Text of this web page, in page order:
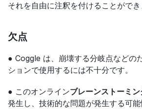
それを自由に注釈を付けることができ
欠点
● Coggle は、崩壊する分岐点などの
ションで使用するには不十分です。
● このオンラインブレーンストーミ
発生し、技術的な問題が発生する可能